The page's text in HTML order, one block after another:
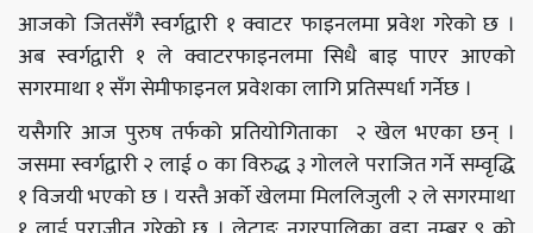
आजको जितसँगै स्वर्गद्वारी १ क्वाटर फाइनलमा प्रवेश गरेको छ ।
अब स्वर्गद्वारी १ ले क्वाटरफाइनलमा सिधै बाइ पाएर आएको
सगरमाथा १ सँग सेमीफाइनल प्रवेशका लागि प्रतिस्पर्धा गर्नेछ ।
यसैगरि आज पुरुष तर्फको प्रतियोगिताका २ खेल भएका छन् ।
जसमा स्वर्गद्वारी २ लाई ० का विरुद्ध ३ गोलले पराजित गर्ने सम्वृद्धि
१ विजयी भएको छ । यस्तै अर्को खेलमा मिललिजुली २ ले सगरमाथा